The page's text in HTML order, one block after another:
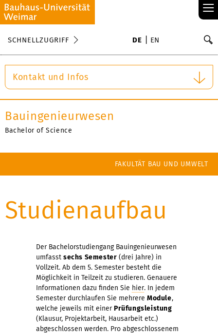
≡
SCHNELLZUGRIFF DE EN
Kontakt und Infos
Bauingenieurwesen
Bachelor of Science
FAKULTÄT BAU UND UMWELT
Studienaufbau
Der Bachelorstudiengang Bauingenieurwesen
umfasst sechs Semester (drei Jahre) in
Vollzeit. Ab dem 5. Semester besteht die
Möglichkeit in Teilzeit zu studieren. Genauere
Informationen dazu finden Sie hier. In jedem
Semester durchlaufen Sie mehrere Module,
welche jeweils mit einerPrüfungsleistung
(Klausur, Projektarbeit, Hausarbeit etc.)
abgeschlossen werden. Pro abgeschlossenem